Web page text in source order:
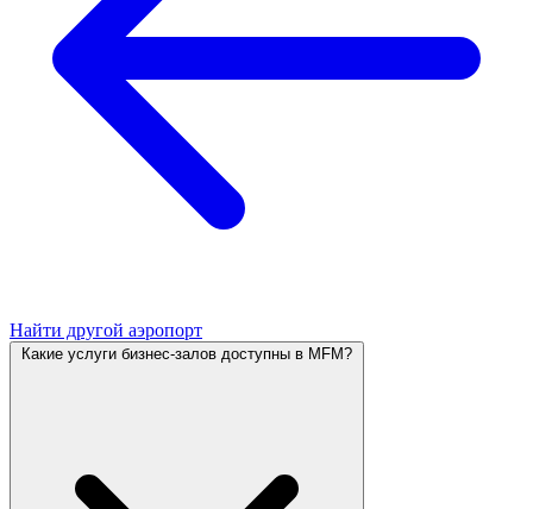
Найти другой аэропорт
Какие услуги бизнес-залов доступны в MFM?